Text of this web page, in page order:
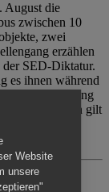
August die
zwischen 10
zwei
erzählen
SED-Diktatur.
es ihnen während
ohne Betreuung
gilt
Website
unsere